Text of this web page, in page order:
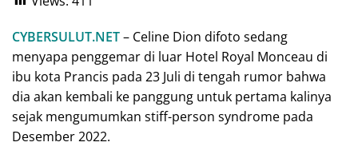
CYBERSULUT.NET– Celine Dion difoto sedang
menyapa penggemar di luar Hotel Royal Monceau di
ibu kota Prancis pada 23 Juli di tengah rumor bahwa
dia akan kembali ke panggung untuk pertama kalinya
sejak mengumumkan stiff-person syndrome pada
Desember 2022.